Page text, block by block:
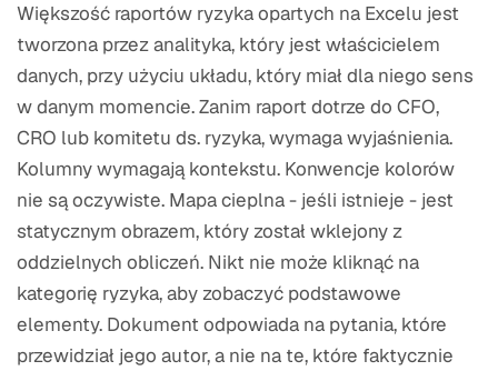
Większość raportów ryzyka opartych na Excelu jest
tworzona przez analityka, który jest właścicielem
danych, przy użyciu układu, który miał dla niego sens
w danym momencie. Zanim raport dotrze do CFO,
CRO lub komitetu ds. ryzyka, wymaga wyjaśnienia.
Kolumny wymagają kontekstu. Konwencje kolorów
nie są oczywiste. Mapa cieplna - jeśli istnieje - jest
statycznym obrazem, który został wklejony z
oddzielnych obliczeń. Nikt nie może kliknąć na
kategorię ryzyka, aby zobaczyć podstawowe
elementy. Dokument odpowiada na pytania, które
przewidział jego autor, a nie na te, które faktycznie